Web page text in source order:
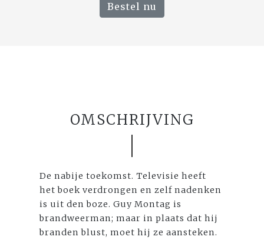
Bestel nu
OMSCHRIJVING
De nabije toekomst. Televisie heeft
het boek verdrongen en zelf nadenken
is uit den boze. Guy Montag is
brandweerman; maar in plaats dat hij
branden blust, moet hij ze aansteken.